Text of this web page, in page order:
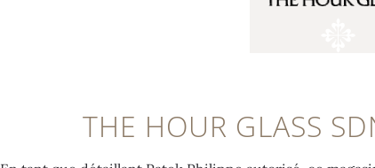
THE HOUR GLASS